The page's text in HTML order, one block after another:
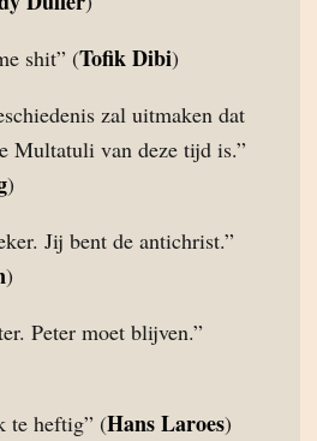
shit” (Tofik Dibi)
zal uitmaken dat
Multatuli van deze tijd is.”
)
Jij bent de antichrist.”
)
Peter moet blijven.”
te heftig” (Hans Laroes)